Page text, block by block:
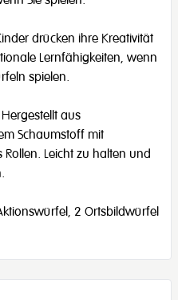
drücken ihre Kreativität
Lernfähigkeiten, wenn
spielen.
Hergestellt aus
Schaumstoff mit
Leicht zu halten und
2 Ortsbildwürfel